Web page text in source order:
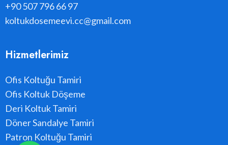
+90 507 796 66 97
koltukdosemeevi.cc@gmail.com
Hizmetlerimiz
Ofis Koltuğu Tamiri
Ofis Koltuk Döşeme
Deri Koltuk Tamiri
Döner Sandalye Tamiri
Patron Koltuğu Tamiri